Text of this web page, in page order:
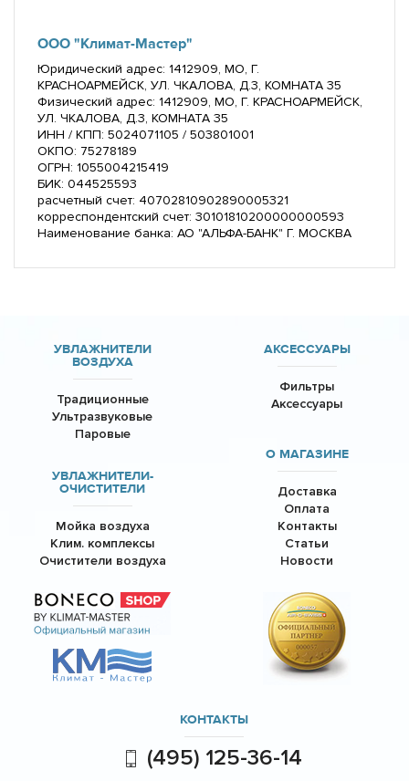
ООО "Климат-Мастер"
Юридический адрес: 1412909, МО, Г.
КРАСНОАРМЕЙСК, УЛ. ЧКАЛОВА, Д.3, КОМНАТА 35
Физический адрес: 1412909, МО, Г. КРАСНОАРМЕЙСК,
УЛ. ЧКАЛОВА, Д.3, КОМНАТА 35
ИНН / КПП: 5024071105 / 503801001
ОКПО: 75278189
ОГРН: 1055004215419
БИК: 044525593
расчетный счет: 40702810902890005321
корреспондентский счет: 30101810200000000593
Наименование банка: АО "АЛЬФА-БАНК" Г. МОСКВА
УВЛАЖНИТЕЛИ
ВОЗДУХА
Традиционные
Ультразвуковые
Паровые
УВЛАЖНИТЕЛИ-
ОЧИСТИТЕЛИ
Мойка воздуха
Клим. комплексы
Очистители воздуха
АКСЕССУАРЫ
Фильтры
Аксессуары
О МАГАЗИНЕ
Доставка
Оплата
Контакты
Статьи
Новости
КОНТАКТЫ
(495) 125-36-14